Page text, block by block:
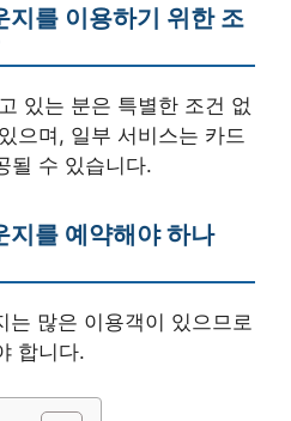
를 이용하기 위한 조
있는 분은 특별한 조건 없
으며, 일부 서비스는 카드
될 수 있습니다.
지를 예약해야 하나
많은 이용객이 있으므로
합니다.